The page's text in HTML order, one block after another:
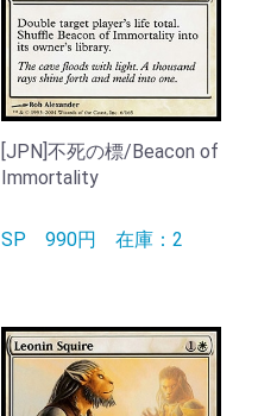
[JPN]不死の標/Beacon of
Immortality
SP 990円 在庫：2